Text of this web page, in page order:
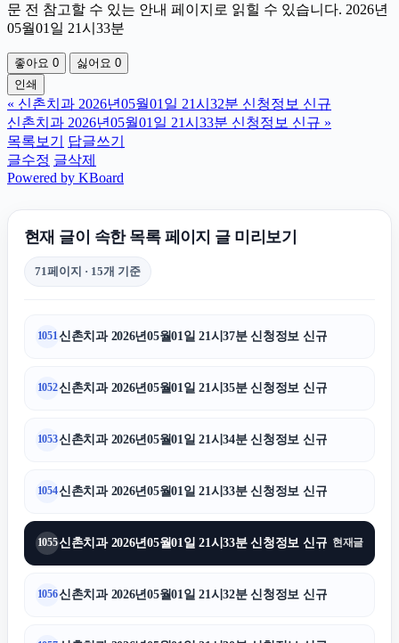
문 전 참고할 수 있는 안내 페이지로 읽힐 수 있습니다. 2026년
05월01일 21시33분
좋아요 0 싫어요 0
인쇄
« 신촌치과 2026년05월01일 21시32분 신청정보 신규
신촌치과 2026년05월01일 21시33분 신청정보 신규 »
목록보기
답글쓰기
글수정 글삭제
Powered by KBoard
현재 글이 속한 목록 페이지 글 미리보기
71페이지 · 15개 기준
1051신촌치과 2026년05월01일 21시37분 신청정보 신규
1052신촌치과 2026년05월01일 21시35분 신청정보 신규
1053신촌치과 2026년05월01일 21시34분 신청정보 신규
1054신촌치과 2026년05월01일 21시33분 신청정보 신규
1055신촌치과 2026년05월01일 21시33분 신청정보 신규 현재글
1056신촌치과 2026년05월01일 21시32분 신청정보 신규